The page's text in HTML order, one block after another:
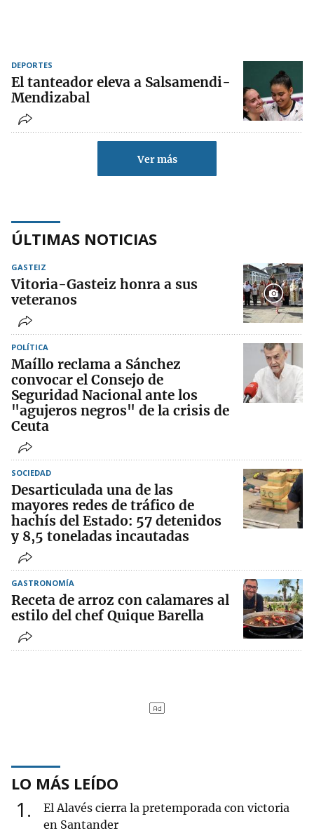
DEPORTES
El tanteador eleva a Salsamendi-
Mendizabal
Ver más
ÚLTIMAS NOTICIAS
GASTEIZ
Vitoria-Gasteiz honra a sus
veteranos
POLÍTICA
Maíllo reclama a Sánchez
convocar el Consejo de
Seguridad Nacional ante los
"agujeros negros" de la crisis de
Ceuta
SOCIEDAD
Desarticulada una de las
mayores redes de tráfico de
hachís del Estado: 57 detenidos
y 8,5 toneladas incautadas
GASTRONOMÍA
Receta de arroz con calamares al
estilo del chef Quique Barella
LO MÁS LEÍDO
1
El Alavés cierra la pretemporada con victoria
en Santander